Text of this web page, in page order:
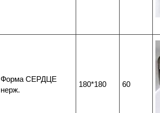
Форма СЕРДЦЕ
нерж.
180*180 60